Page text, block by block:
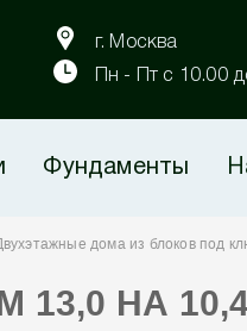
г. Москва
Пн - Пт с 10.00
Фундаменты
дома из блоков под
13,0 НА